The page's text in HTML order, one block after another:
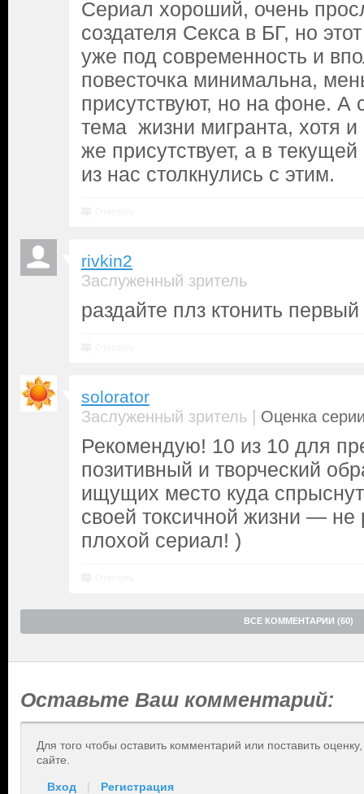
Сериал хороший, очень
создателя Секса в БГ, но
уже под современность и
повесточка минимальна,
присутствуют, но на фоне. А
тема жизни мигранта, хотя и
же присутствует, а в
из нас столкнулись с этим.
rivkin2
Заслуженный зритель
раздайте плз ктонить первый
solorator
Заслуженный зритель | Оценка
Рекомендую! 10 из 10 для
позитивный и творческий
ищущих место куда
своей токсичной жизни —
плохой сериал! )
ВСЕ КОММЕНТАРИИ (60)
Оставьте Ваш комментарий:
Для того чтобы оставить комментарий или поставить
сайте.
Вход | Регистрация